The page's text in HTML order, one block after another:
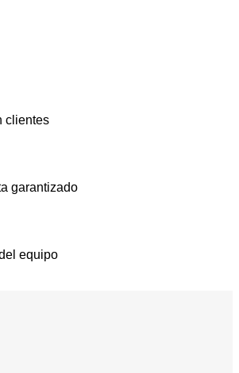
clientes
garantizado
equipo